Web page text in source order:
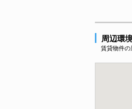
周辺環
賃貸物件の